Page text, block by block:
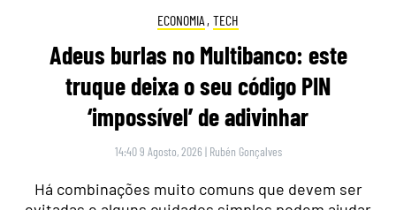
ECONOMIA , TECH
Adeus burlas no Multibanco: este
truque deixa o seu código PIN
‘impossível’ de adivinhar
14:40 9 Agosto, 2026 | Rubén Gonçalves
Há combinações muito comuns que devem ser